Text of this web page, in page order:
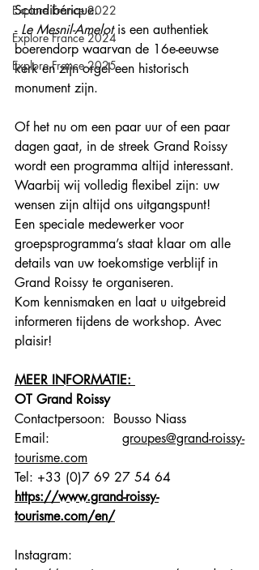
Explore France 2022
Explore France 2024
Explore France 2025
Scandibérique.
- Le Mesnil-Amelot is een authentiek
boerendorp waarvan de 16e-eeuwse
kerk en zijn orgel een historisch
monument zijn.
Of het nu om een paar uur of een paar
dagen gaat, in de streek Grand Roissy
wordt een programma altijd interessant.
Waarbij wij volledig flexibel zijn: uw
wensen zijn altijd ons uitgangspunt!
Een speciale medewerker voor
groepsprogramma’s staat klaar om alle
details van uw toekomstige verblijf in
Grand Roissy te organiseren.
Kom kennismaken en laat u uitgebreid
informeren tijdens de workshop. Avec
plaisir!
MEER INFORMATIE:
OT Grand Roissy
Contactpersoon:  Bousso Niass
Email: groupes@grand-roissy-
tourisme.com
Tel: +33 (0)7 69 27 54 64
https://www.grand-roissy-
tourisme.com/en/